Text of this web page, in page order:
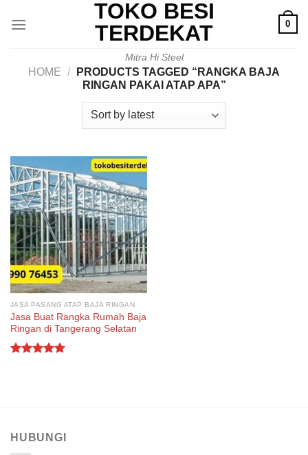
TOKO BESI
TERDEKAT
Mitra Hi Steel
0
HOME /
PRODUCTS TAGGED “RANGKA BAJA
RINGAN PAKAI ATAP APA”
JASA PASANG ATAP BAJA RINGAN
Jasa Buat Rangka Rumah Baja
Ringan di Tangerang Selatan
HUBUNGI